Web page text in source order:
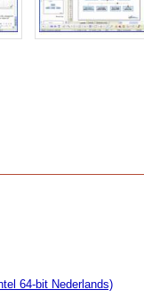
64-bit Nederlands)